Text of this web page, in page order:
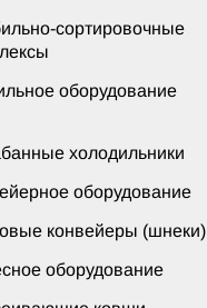
сортировочные
оборудование
холодильники
оборудование
конвейеры (шнеки)
оборудование